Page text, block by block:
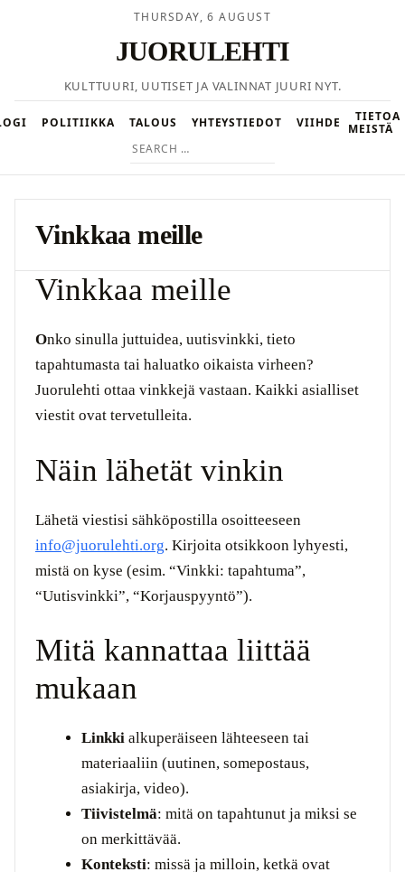
THURSDAY, 6 AUGUST
JUORULEHTI
KULTTUURI, UUTISET JA VALINNAT JUURI NYT.
POLITIIKKA TALOUS YHTEYSTIEDOT VIIHDE
TIETOA
MEISTÄ
Search
for:
Vinkkaa meille
Vinkkaa meille
Onko sinulla juttuidea, uutisvinkki, tieto
tapahtumasta tai haluatko oikaista virheen?
Juorulehti ottaa vinkkejä vastaan. Kaikki asialliset
viestit ovat tervetulleita.
Näin lähetät vinkin
Lähetä viestisi sähköpostilla osoitteeseen
info@juorulehti.org. Kirjoita otsikkoon lyhyesti,
mistä on kyse (esim. “Vinkki: tapahtuma”,
“Uutisvinkki”, “Korjauspyyntö”).
Mitä kannattaa liittää
mukaan
Linkki alkuperäiseen lähteeseen tai
materiaaliin (uutinen, somepostaus,
asiakirja, video).
Tiivistelmä: mitä on tapahtunut ja miksi se
on merkittävää.
Konteksti: missä ja milloin, ketkä ovat